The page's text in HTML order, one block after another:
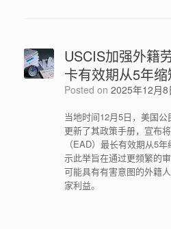
USCIS加强外籍
卡有效期从5年
Posted on 2025年12月8
当地时间12月5日，美国公
更新了其政策手册，宣布
（EAD）最长有效期从5
示此举旨在通过更频繁的
可能具有有害意图的外籍
家利益。